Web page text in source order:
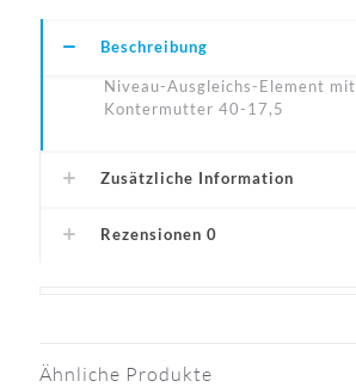
Beschreibung
Niveau-Ausgleichs-Element mit
Kontermutter 40-17,5
Zusätzliche Information
Rezensionen 0
Ähnliche Produkte